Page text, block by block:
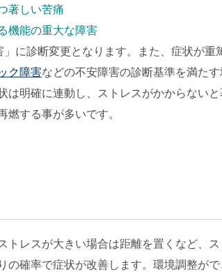
著しい苦痛
機能の重大な障害
に診断変更となります。また、症状が重
ク障害などの不安障害の診断基準を満たす
は明確に連動し、ストレスがかからないと
する事が多いです。
レスが大きい場合は距離を置くなど、ス
の確率で症状が改善します。環境調整が